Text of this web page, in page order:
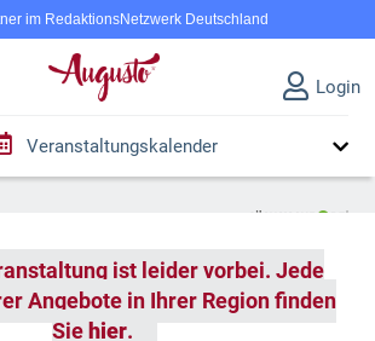
im RedaktionsNetzwerk Deutschland
Login
Veranstaltungskalender
ist leider vorbei. Jede
Angebote in Ihrer Region finden
Sie hier.